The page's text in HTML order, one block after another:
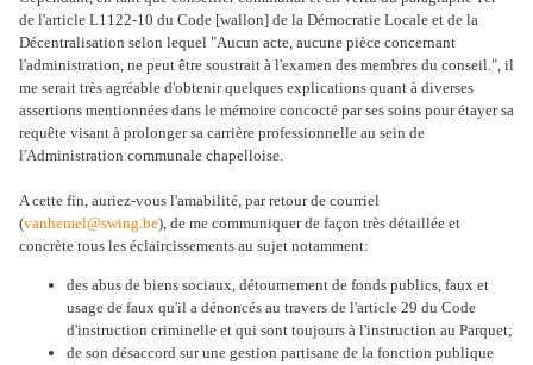
de l'article L1122-10 du Code [wallon] de la Démocratie Locale et de la
Décentralisation selon lequel "Aucun acte, aucune pièce concernant
l'administration, ne peut être soustrait à l'examen des membres du conseil.", il
me serait très agréable d'obtenir quelques explications quant à diverses
assertions mentionnées dans le mémoire concocté par ses soins pour étayer sa
requête visant à prolonger sa carrière professionnelle au sein de
l'Administration communale chapelloise.
A cette fin, auriez-vous l'amabilité, par retour de courriel
(vanhemel@swing.be), de me communiquer de façon très détaillée et
concrète tous les éclaircissements au sujet notamment:
des abus de biens sociaux, détournement de fonds publics, faux et
usage de faux qu'il a dénoncés au travers de l'article 29 du Code
d'instruction criminelle et qui sont toujours à l'instruction au Parquet;
de son désaccord sur une gestion partisane de la fonction publique